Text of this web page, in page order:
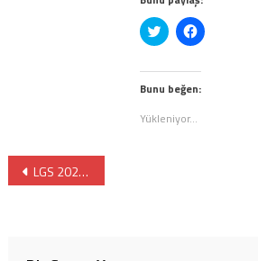
Twitter
üzerinde
tıklayın
(Yeni
pencerede
Facebook'ta
paylaşmak
(Yeni
pencerede
Bunu beğen:
Yükleniyor...
Yazı
LGS 2024 İSTANBUL ANADOLU VE FEN LİSELERİ TABAN PUANLARI